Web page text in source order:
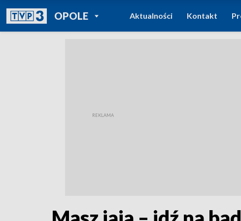
OPOLEPOWRÓT DO
TVP REGIONY
Aktualności Kontakt